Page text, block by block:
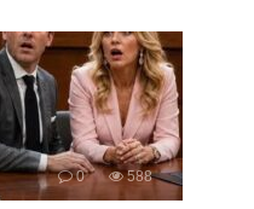
0 588